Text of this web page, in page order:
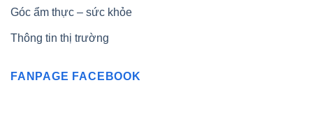
Góc ẩm thực – sức khỏe
Thông tin thị trường
FANPAGE FACEBOOK